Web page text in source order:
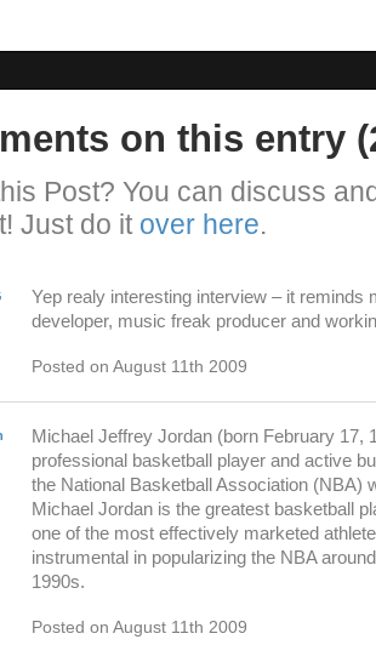
on this entry
Post? You can discuss
Just do it over here.
Yep realy interesting interview – it reminds
developer, music freak producer and
Posted on August 11th 2009
Michael Jeffrey Jordan (born February 17,
professional basketball player and active
the National Basketball Association (NBA)
Michael Jordan is the greatest basketball
one of the most effectively marketed
instrumental in popularizing the NBA
1990s.
Posted on August 11th 2009